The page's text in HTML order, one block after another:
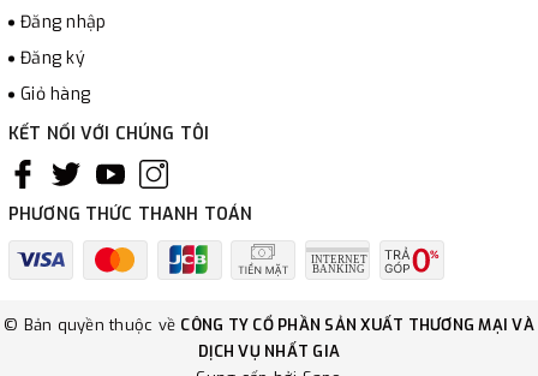
Đăng nhập
Đăng ký
Giỏ hàng
KẾT NỐI VỚI CHÚNG TÔI
PHƯƠNG THỨC THANH TOÁN
© Bản quyền thuộc về CÔNG TY CỔ PHẦN SẢN XUẤT THƯƠNG MẠI VÀ
DỊCH VỤ NHẤT GIA